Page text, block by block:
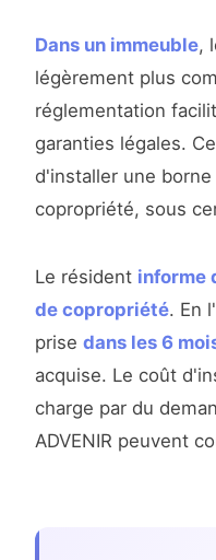
Dans un immeuble,
légèrement plus
réglementation
garanties légales.
d'installer une
copropriété, sous
Le résident informe
de copropriété. En
prise dans les 6
acquise. Le coût
charge par du
ADVENIR peuvent